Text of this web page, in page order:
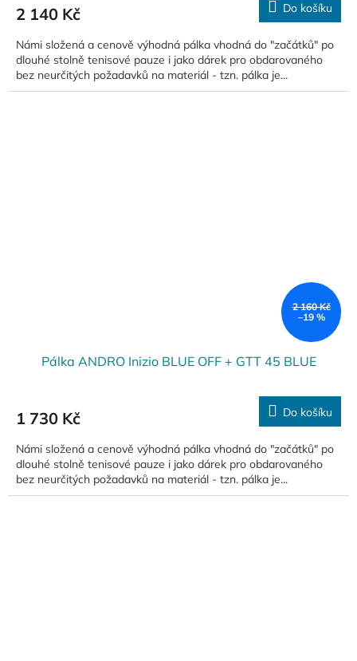
2 140 Kč Do košíku
Námi složená a cenově výhodná pálka vhodná do "začátků" po
dlouhé stolně tenisové pauze i jako dárek pro obdarovaného
bez neurčitých požadavků na materiál - tzn. pálka je...
2 160 Kč
–19 %
Pálka ANDRO Inizio BLUE OFF + GTT 45 BLUE
1 730 Kč Do košíku
Námi složená a cenově výhodná pálka vhodná do "začátků" po
dlouhé stolně tenisové pauze i jako dárek pro obdarovaného
bez neurčitých požadavků na materiál - tzn. pálka je...